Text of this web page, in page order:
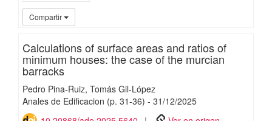
Compartir
Calculations of surface areas and ratios of
minimum houses: the case of the murcian
barracks
Pedro Pina-Ruiz Tomás Gil-López
Anales de Edificacion (p. 31-36) - 31/12/2025